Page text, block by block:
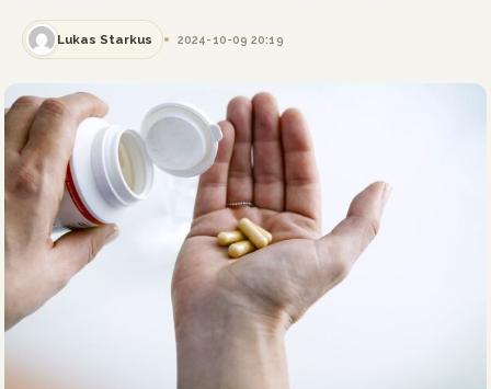
Lukas Starkus 2024-10-09 20:19